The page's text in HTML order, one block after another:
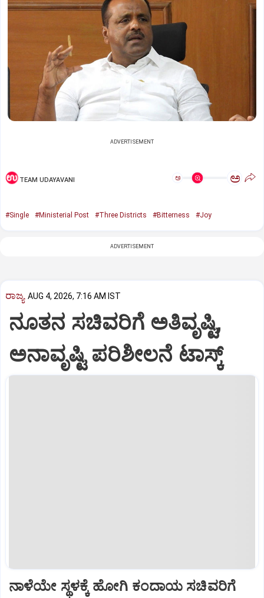
ADVERTISEMENT
TEAM UDAYAVANI ಅ ಅ
#Single #Ministerial Post #Three Districts #Bitterness #Joy
ADVERTISEMENT
ರಾಜ್ಯ AUG 4, 2026, 7:16 AM IST
ನೂತನ ಸಚಿವರಿಗೆ ಅತಿವೃಷ್ಟಿ,
ಅನಾವೃಷ್ಟಿ ಪರಿಶೀಲನೆ ಟಾಸ್ಕ್‌
ನಾಳೆಯೇ ಸ್ಥಳಕ್ಕೆ ಹೋಗಿ ಕಂದಾಯ ಸಚಿವರಿಗೆ